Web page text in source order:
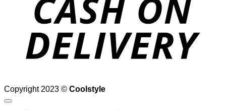
Copyright 2023 © Coolstyle